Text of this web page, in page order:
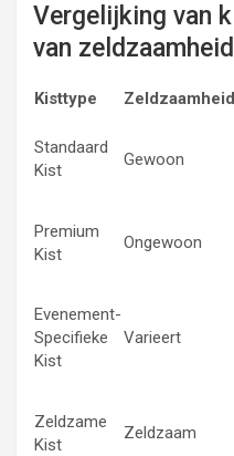
Vergelijking van
van
Kisttype Zeldzaamheid
Standaard
Kist
Gewoon
Premium
Kist
Ongewoon
Evenement-
Specifieke
Kist
Varieert
Zeldzame
Kist
Zeldzaam